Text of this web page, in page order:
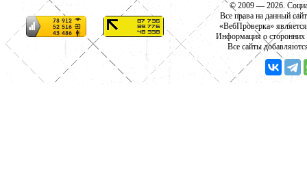
© 2009 — 2026.
Все права на данный
«ВебПроверка»
Информация о сторонних
Все сайты